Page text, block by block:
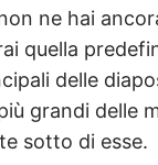
ne hai
quella
delle
grandi delle
sotto di esse.